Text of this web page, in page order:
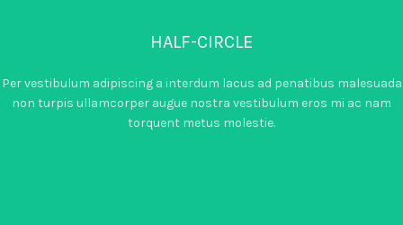
HALF-CIRCLE
Per vestibulum adipiscing a interdum lacus ad penatibus malesuada
non turpis ullamcorper augue nostra vestibulum eros mi ac nam
torquent metus molestie.